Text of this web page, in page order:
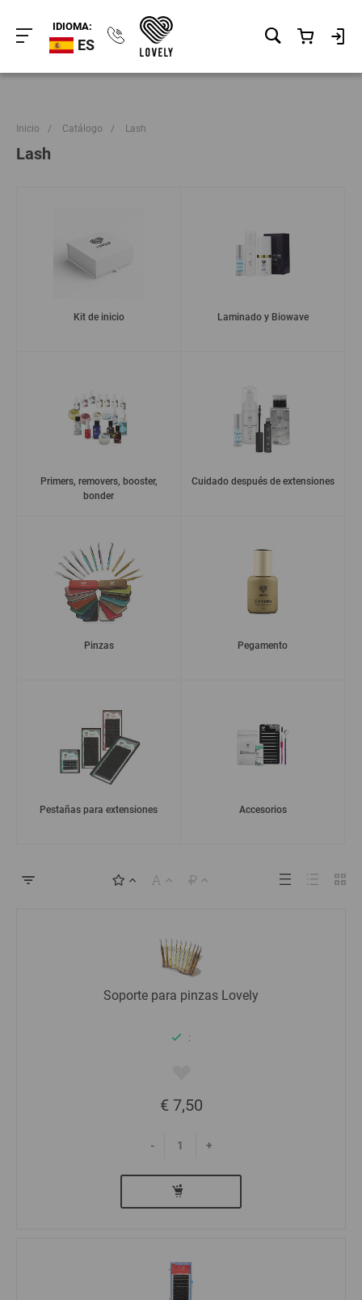
IDIOMA:
ES
Inicio / Catálogo / Lash
Lash
Kit de inicio Laminado y Biowave
Primers, removers, booster,
bonder
Cuidado después de extensiones
Pinzas Pegamento
Pestañas para extensiones Accesorios
Soporte para pinzas Lovely
:
€ 7,50
- +